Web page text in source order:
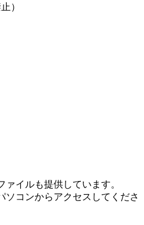
）
イルも提供しています。
ソコンからアクセスしてくださ